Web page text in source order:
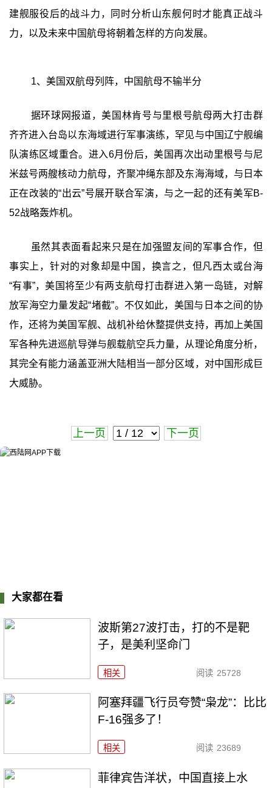
建舰服役后的战斗力，同时分析山东舰何时才能真正战斗
力，以及未来中国航母将朝着怎样的方向发展。
1、美国双航母列阵，中国航母不输半分
据环球网报道，美国林肯号与里根号航母两大打击群
齐齐进入台岛以东海域进行军事演练，罕见与中国辽宁舰编
队演练区域重合。进入6月份后，美国再次出动里根号与尼
米兹号两艘核动力航母，齐聚冲绳东部及东海海域，与日本
正在改装的“出云”号展开联合军演，与之一起的还有美军B-
52战略轰炸机。
虽然其表面看起来只是在加强盟友间的军事合作，但
事实上，针对的对象却是中国，换言之，但凡西太或台海
“有事”，美国将至少有两支航母打击群进入第一岛链，对解
放军海空力量发起“堵截”。不仅如此，美国与日本之间的协
作，还将为美国军舰、战机补给休整提供支持，再加上美国
军各种先进巡航导弹与舰载航空兵力量，从理论角度分析，
其完全有能力涵盖亚洲大陆相当一部分区域，对中国形成巨
大威胁。
上一页 下一页
大家都在看
波斯第27波打击，打的不是靶
子，是美利坚命门
相关 阅读 25728
阿塞拜疆飞行员夸赞“枭龙”：比比
F-16强多了！
相关 阅读 23689
菲律宾告洋状，中国直接上水